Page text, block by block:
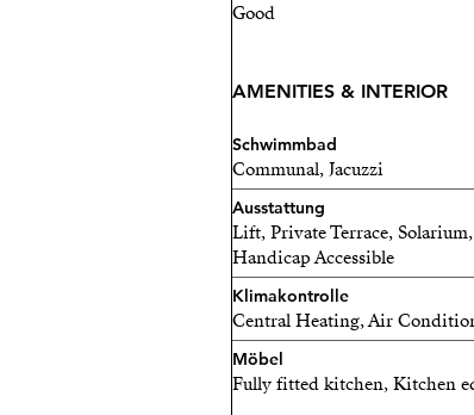
Good
AMENITIES & INTERIOR
Schwimmbad
Communal, Jacuzzi
Ausstattung
Lift, Private Terrace,
Handicap Accessible
Klimakontrolle
Central Heating, Air
Möbel
Fully fitted kitchen, Kitchen